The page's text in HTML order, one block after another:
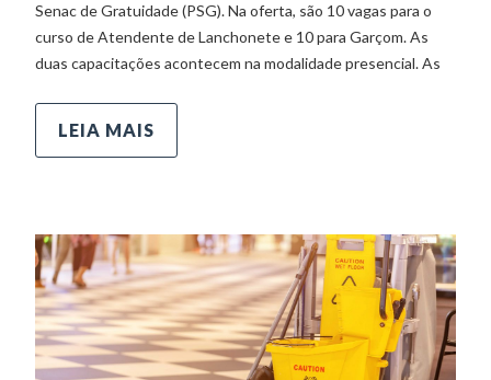
Senac de Gratuidade (PSG). Na oferta, são 10 vagas para o
curso de Atendente de Lanchonete e 10 para Garçom. As
duas capacitações acontecem na modalidade presencial. As
LEIA MAIS